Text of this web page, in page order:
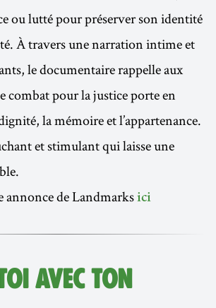
ou lutté pour préserver son identité
À travers une narration intime et
le documentaire rappelle aux
combat pour la justice porte en
la mémoire et l’appartenance.
et stimulant qui laisse une
annonce de Landmarks ici
AVEC TON